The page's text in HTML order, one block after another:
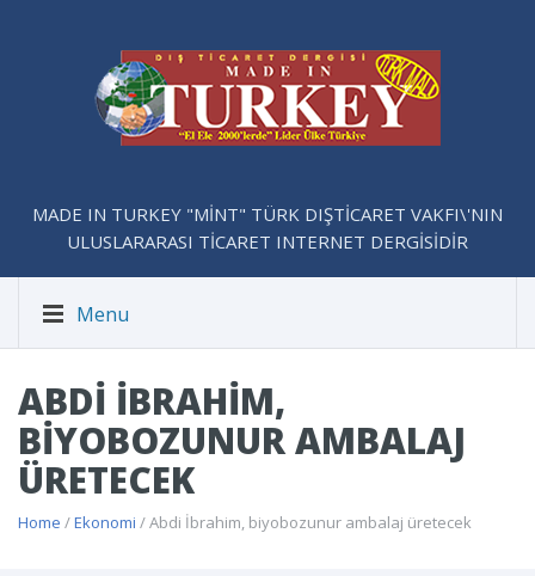
MADE IN TURKEY "MİNT" TÜRK DIŞTİCARET VAKFI\'NIN
ULUSLARARASI TİCARET INTERNET DERGİSİDİR
Menu
ABDI İBRAHIM,
BIYOBOZUNUR AMBALAJ
ÜRETECEK
Home /Ekonomi / Abdi İbrahim, biyobozunur ambalaj üretecek